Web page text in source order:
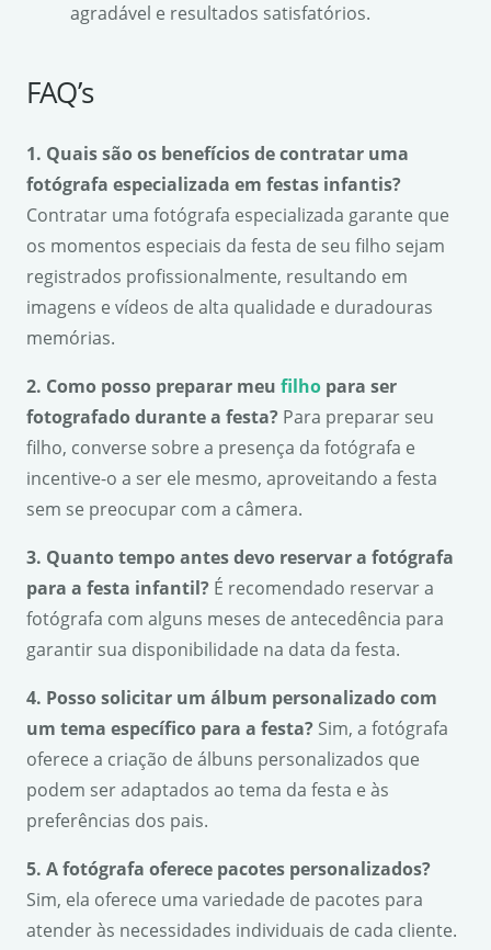
agradável e resultados satisfatórios.
FAQ’s
1. Quais são os benefícios de contratar uma
fotógrafa especializada em festas infantis?
Contratar uma fotógrafa especializada garante que
os momentos especiais da festa de seu filho sejam
registrados profissionalmente, resultando em
imagens e vídeos de alta qualidade e duradouras
memórias.
2. Como posso preparar meu filho para ser
fotografado durante a festa? Para preparar seu
filho, converse sobre a presença da fotógrafa e
incentive-o a ser ele mesmo, aproveitando a festa
sem se preocupar com a câmera.
3. Quanto tempo antes devo reservar a fotógrafa
para a festa infantil? É recomendado reservar a
fotógrafa com alguns meses de antecedência para
garantir sua disponibilidade na data da festa.
4. Posso solicitar um álbum personalizado com
um tema específico para a festa? Sim, a fotógrafa
oferece a criação de álbuns personalizados que
podem ser adaptados ao tema da festa e às
preferências dos pais.
5. A fotógrafa oferece pacotes personalizados?
Sim, ela oferece uma variedade de pacotes para
atender às necessidades individuais de cada cliente.